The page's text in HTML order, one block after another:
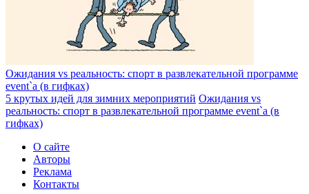
Ожидания vs реальность: спорт в развлекательной программе
event`а (в гифках)
5 крутых идей для зимних мероприятий Ожидания vs
реальность: спорт в развлекательной программе event`а (в
гифках)
О сайте
Авторы
Реклама
Контакты